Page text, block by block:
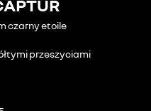
czarny etoile
przeszyciami